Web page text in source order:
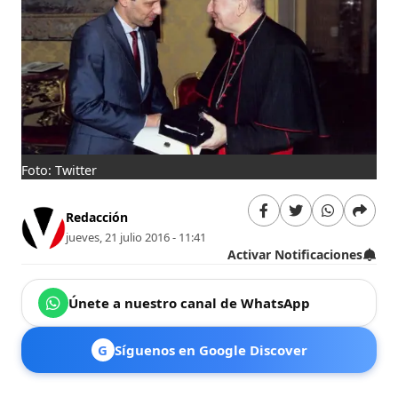
Foto: Twitter
Redacción
jueves, 21 julio 2016 - 11:41
Activar Notificaciones
Únete a nuestro canal de WhatsApp
G Síguenos en Google Discover